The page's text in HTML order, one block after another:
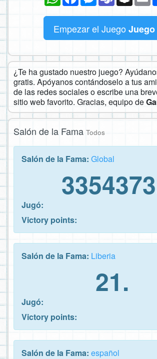
Empezar el Juego Juego
¿Te ha gustado nuestro juego?
gratis. Apóyanos contándoselo a tus
de las redes sociales o escribe una
sitio web favorito. Gracias, equipo de
Salón de la Fama Todos
Salón de la Fama: Global
Jugó:
Victory points:
Salón de la Fama: Liberia
21.
Jugó:
Victory points:
Salón de la Fama: español